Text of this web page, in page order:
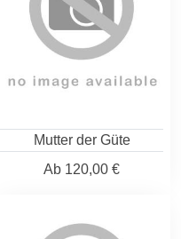
Mutter der Güte
Ab 120,00 €